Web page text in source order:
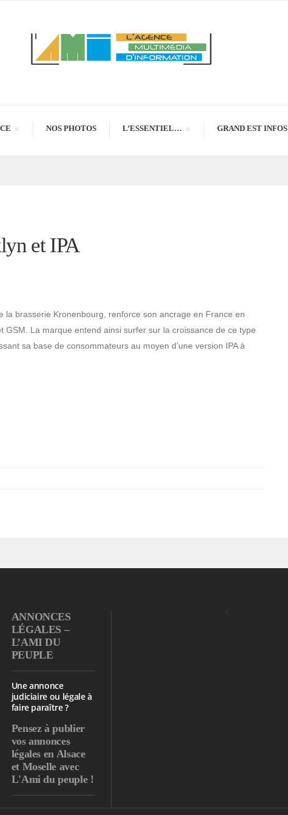
NOS PHOTOS L’ESSENTIEL… GRAND EST INFOS
et IPA
la brasserie Kronenbourg, renforce son ancrage en France en
GSM. La marque entend ainsi surfer sur la croissance de ce type
sa base de consommateurs au moyen d’une version IPA à
ANNONCES
LÉGALES –
L’AMI DU
PEUPLE
Une annonce
judiciaire ou légale à
faire paraître ?
Pensez à publier
vos annonces
légales en Alsace
et Moselle avec
L'Ami du peuple !